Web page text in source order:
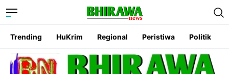
Trending HuKrim Regional Peristiwa Politik